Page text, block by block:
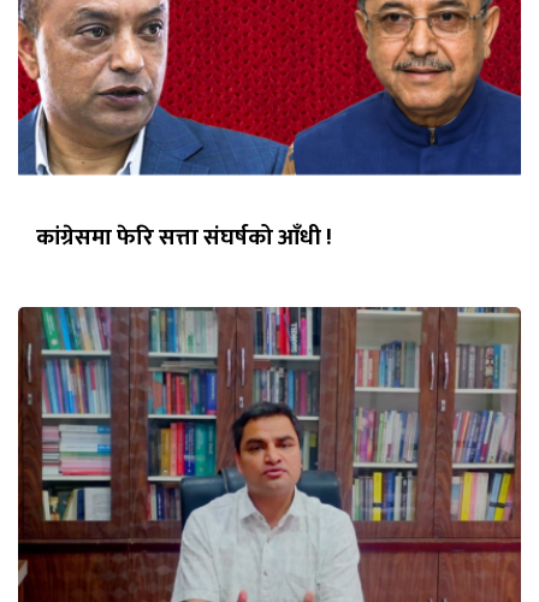
कांग्रेसमा फेरि सत्ता संघर्षको आँधी !